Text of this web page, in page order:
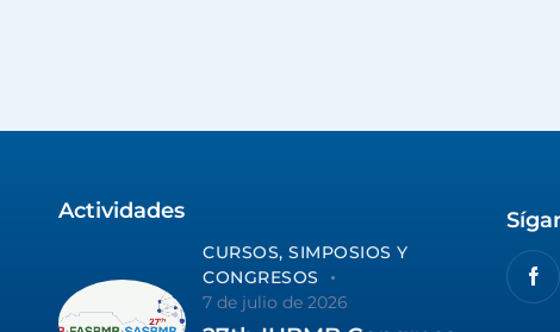
Actividades
CURSOS, SIMPOSIOS Y
CONGRESOS
7 de julio de 2026